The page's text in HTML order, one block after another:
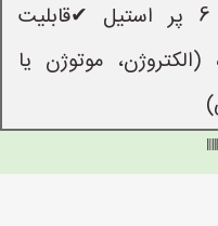
فاز صنعتی ✔پروانه دستگاه 6 پر استیل ✔قابلیت
موتوژن یا